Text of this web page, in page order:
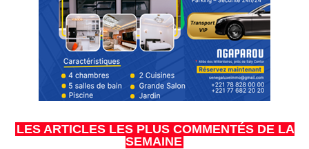
LES ARTICLES LES PLUS COMMENTÉS DE LA
SEMAINE